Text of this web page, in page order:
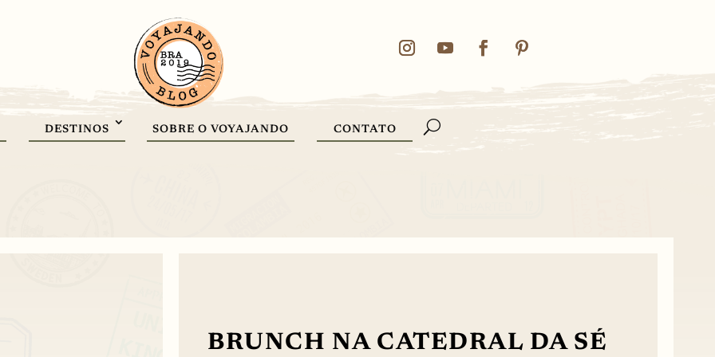
DESTINOS SOBRE O VOYAJANDO CONTATO
BRUNCH NA CATEDRAL DA SÉ